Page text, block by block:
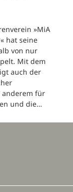
»MiA
hat seine
von nur
Mit dem
auch der
anderem für
und die…